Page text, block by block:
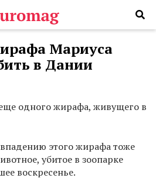
Мариуса
в Дании
одного жирафа, живущего в
этого жирафа тоже
убитое в зоопарке
воскресенье.